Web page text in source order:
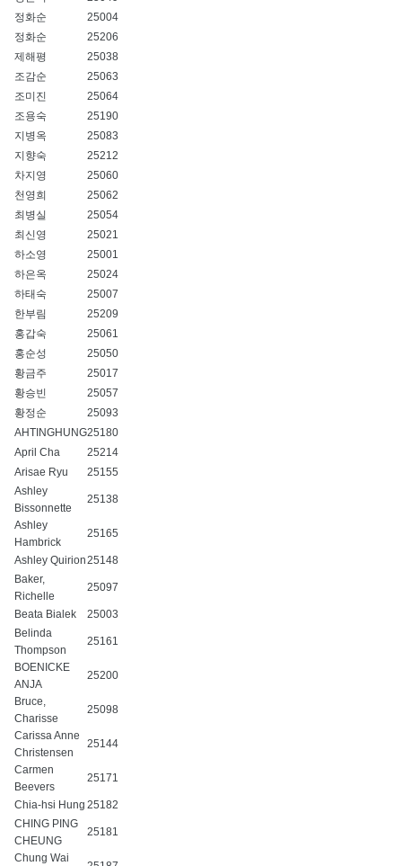
정화순
25004
정화순
25206
제해평
25038
조감순
25063
조미진
25064
조용숙
25190
지병옥
25083
지향숙
25212
차지영
25060
천영희
25062
최병실
25054
최신영
25021
하소영
25001
하은옥
25024
하태숙
25007
한부림
25209
홍갑숙
25061
홍순성
25050
황금주
25017
황승빈
25057
황정순
25093
AHTINGHUNG25180
April Cha
25214
Arisae Ryu
25155
Ashley
Bissonnette
25138
Ashley
Hambrick
25165
Ashley Quirion25148
Baker,
Richelle
25097
Beata Bialek
25003
Belinda
Thompson
25161
BOENICKE
ANJA
25200
Bruce,
Charisse
25098
Carissa Anne
Christensen
25144
Carmen
Beevers
25171
Chia-hsi Hung 25182
CHING PING
CHEUNG
25181
Chung Wai